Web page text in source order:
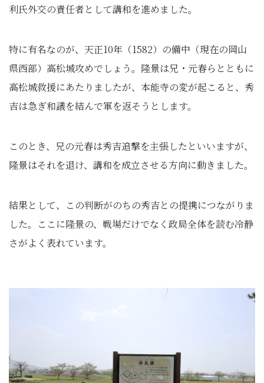
利氏外交の責任者として講和を進めました。
特に有名なのが、天正10年（1582）の備中（現在の岡山
県西部）高松城攻めでしょう。隆景は兄・元春らとともに
高松城救援にあたりましたが、本能寺の変が起こると、秀
吉は急ぎ和議を結んで軍を返そうとします。
このとき、兄の元春は秀吉追撃を主張したといいますが、
隆景はそれを退け、講和を成立させる方向に動きました。
結果として、この判断がのちの秀吉との提携につながりま
した。ここに隆景の、戦場だけでなく政局全体を読む冷静
さがよく表れています。